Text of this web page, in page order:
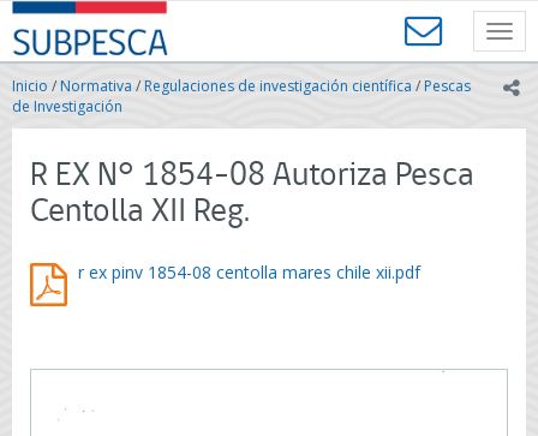
Contenido
principal
SUBPESCA
-
Subsecretaría
de
Pesca
Acuicultura
Gobierno
Chile
Inicio /Normativa / Regulaciones de investigación científica /Pescas
de Investigación
R EX N° 1854-08 Autoriza Pesca
Centolla XII Reg.
r ex pinv 1854-08 centolla mares chile xii.pdf